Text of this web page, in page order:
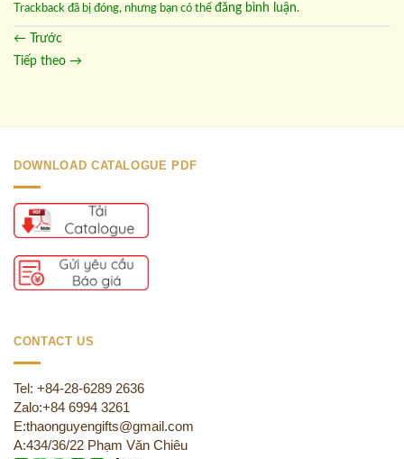
Trackback đã bị đóng, nhưng bạn có thể đăng bình luận.
← Trước
Tiếp theo →
DOWNLOAD CATALOGUE PDF
CONTACT US
Tel: +84-28-6289 2636
Zalo:+84 6994 3261
E:thaonguyengifts@gmail.com
A:434/36/22 Phạm Văn Chiêu